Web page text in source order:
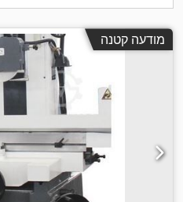
מודעה קטנה